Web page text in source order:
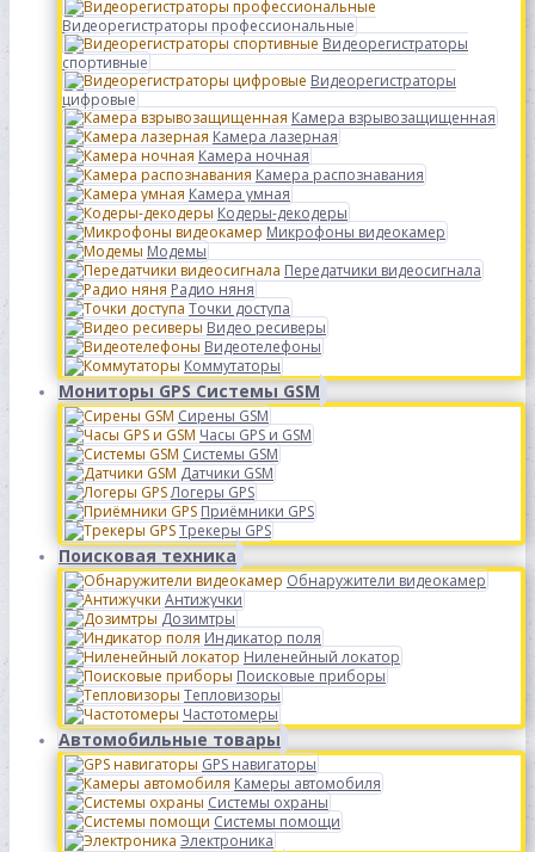
Видеорегистраторы профессиональные
Видеорегистраторы
спортивные
Видеорегистраторы
цифровые
Камера взрывозащищенная
Камера лазерная
Камера ночная
Камера распознавания
Камера умная
Кодеры-декодеры
Микрофоны видеокамер
Модемы
Передатчики видеосигнала
Радио няня
Точки доступа
Видео ресиверы
Видеотелефоны
Коммутаторы
Мониторы GPS Системы GSM
Сирены GSM
Часы GPS и GSM
Системы GSM
Датчики GSM
Логеры GPS
Приёмники GPS
Трекеры GPS
Поисковая техника
Обнаружители видеокамер
Антижучки
Дозимтры
Индикатор поля
Ниленейный локатор
Поисковые приборы
Тепловизоры
Частотомеры
Автомобильные товары
GPS навигаторы
Камеры автомобиля
Системы охраны
Системы помощи
Электроника